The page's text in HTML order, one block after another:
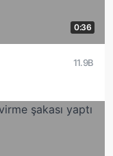
0:36
11.9B